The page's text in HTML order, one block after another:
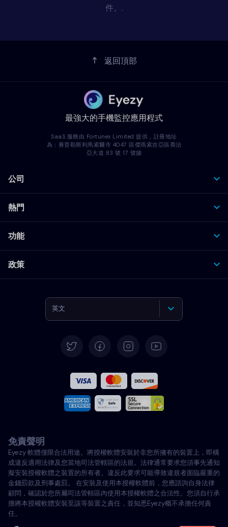
件。.
返回頂部
最強大的手機監控應用程式
SaaS 服務由 Fortunex Limited 提供，註冊地址
為：賽普勒斯利馬索爾市 4047 區傑瑪索吉亞區喬治
亞大道 83 號 17 號舖
公司
熱門
功能
政策
英文
義大利語
土耳其語
波蘭語
免責聲明
Eyezy 軟體僅限合法用途。將授權軟體安裝於非您所擁有的裝置上，即構
成違反適用法律及您當地司法管轄區的法規。法律通常要求您須事先通知
擬安裝授權軟體之裝置的所有者。違反此要求可能導致違規者面臨嚴重的
金錢罰款及刑事處罰。 在安裝及使用本授權軟體前，您應諮詢自身法律
顧問，確認於您所屬司法管轄區內使用本授權軟體之合法性。您須自行承
擔將本授權軟體安裝至該等裝置之責任，並知悉Eyezy概不承擔任何責
任。.